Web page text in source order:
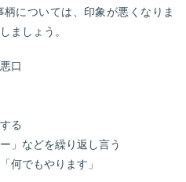
については、印象が悪くなりま
ましょう。
口
る
」などを繰り返し言う
何でもやります」